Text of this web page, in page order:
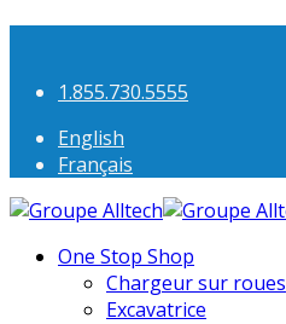
1.855.730.5555
English
Français
One Stop Shop
Chargeur sur roues
Excavatrice